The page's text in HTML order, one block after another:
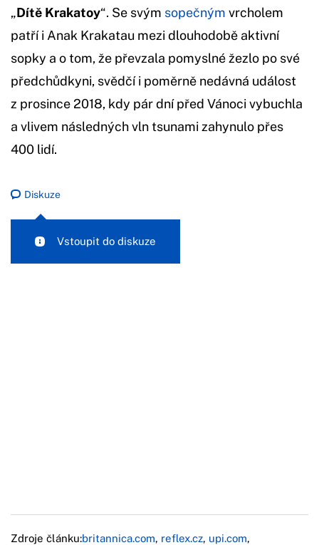
„Dítě Krakatoy“. Se svým sopečným vrcholem
patří i Anak Krakatau mezi dlouhodobě aktivní
sopky a o tom, že převzala pomyslné žezlo po své
předchůdkyni, svědčí i poměrně nedávná událost
z prosince 2018, kdy pár dní před Vánoci vybuchla
a vlivem následných vln tsunami zahynulo přes
400 lidí.
Diskuze
Vstoupit do diskuze
Zdroje článku:britannica.com, reflex.cz, upi.com,